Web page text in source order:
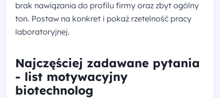
brak nawiązania do profilu firmy oraz zbyt ogólny
ton. Postaw na konkret i pokaż rzetelność pracy
laboratoryjnej.
Najczęściej zadawane pytania
- list motywacyjny
biotechnolog